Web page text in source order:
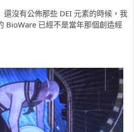
沒有公佈那些 DEI 元素的時候，我
BioWare 已經不是當年那個創造經